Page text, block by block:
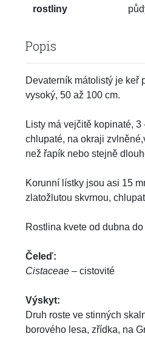
rostliny
Popis
Devaterník mátolistý je keř
vysoký, 50 až 100 cm.
Listy má vejčitě kopinaté,
chlupaté, na okraji
než řapík nebo stejně
Korunní lístky jsou asi 15
zlatožlutou skvrnou,
Rostlina kvete od dubna
Čeleď:
Cistaceae – cistovité
Výskyt:
Druh roste ve stinných
borového lesa, zřídka, na